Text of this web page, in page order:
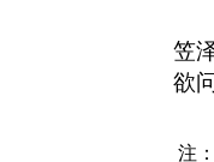
笠
欲
注